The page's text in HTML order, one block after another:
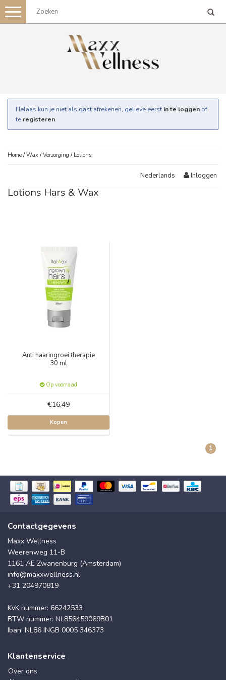
Toggle
navigation
Helaas kun je niet als gast afrekenen, gelieve eerst in te loggen of
te registeren.
Home /Wax /Verzorging / Lotions
Nederlands Inloggen
Lotions Hars & Wax
Anti haaringroei therapie
30 ml
Op voorraad
€16,49
Kopen
1
Contactgegevens
Maxx Wellness
Weerenweg 11-B
1161 AE Zwanenburg (Amsterdam)
info@maxxwellness.nl
+31 204970819
KvK nummer: 66242533
BTW nummer: NL856459069B01
Iban: NL86 INGB 0005 346373
Klantenservice
Over ons